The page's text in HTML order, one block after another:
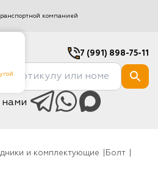
компанией
7 (991) 898-75-11
нами
и комплектующие
болт